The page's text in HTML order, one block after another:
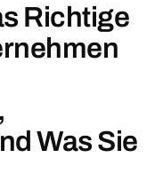
Richtige
Was Sie